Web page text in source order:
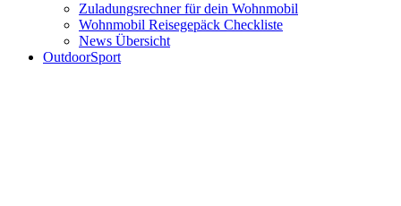
Zuladungsrechner für dein Wohnmobil
Wohnmobil Reisegepäck Checkliste
News Übersicht
OutdoorSport